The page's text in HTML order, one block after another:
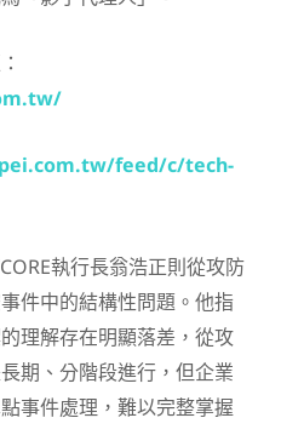
feed/c/tech-
執行長翁浩正則從攻防
件中的結構性問題。他指
理解存在明顯落差，從攻
期、分階段進行，但企業
事件處理，難以完整掌握